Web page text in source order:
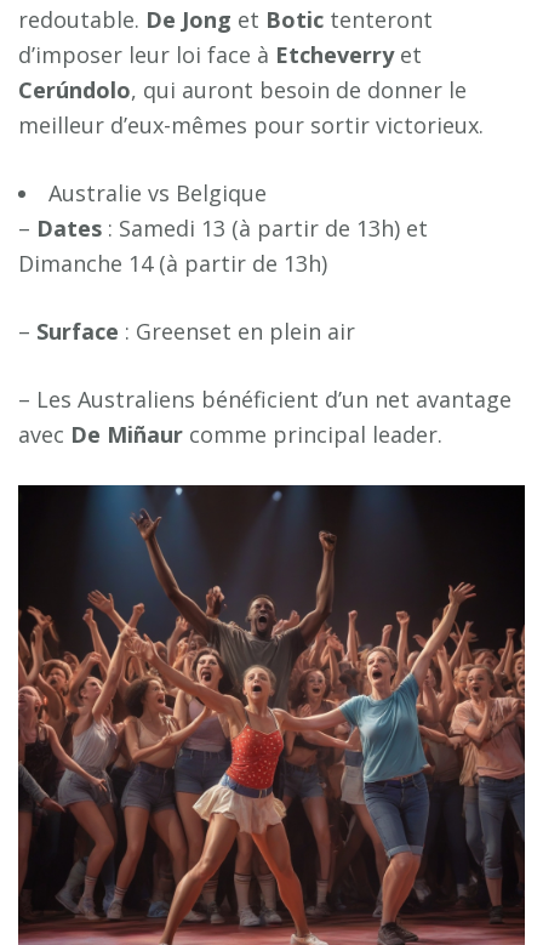
redoutable. De Jong et Botic tenteront
d’imposer leur loi face à Etcheverryet
Cerúndolo, qui auront besoin de donner le
meilleur d’eux-mêmes pour sortir victorieux.
Australie vs Belgique
– Dates : Samedi 13 (à partir de 13h) et
Dimanche 14 (à partir de 13h)
– Surface : Greenset en plein air
– Les Australiens bénéficient d’un net avantage
avec De Miñaur comme principal leader.